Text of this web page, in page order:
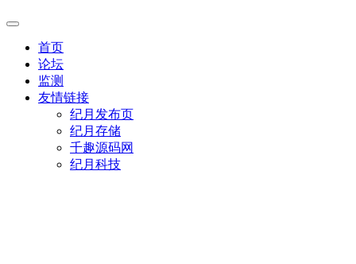
首页
论坛
监测
友情链接
纪月发布页
纪月存储
千趣源码网
纪月科技